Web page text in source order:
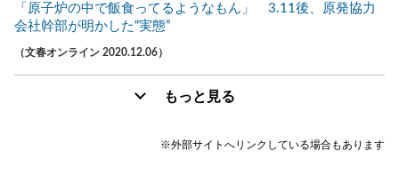
「原子炉の中で飯食ってるようなもん」 3.11後、原発協力
会社幹部が明かした“実態”
（文春オンライン 2020.12.06）
もっと見る
※外部サイトへリンクしている場合もあります